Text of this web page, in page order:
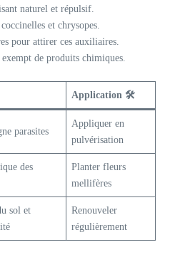
naturel et répulsif.
et chrysopes.
pour attirer ces auxiliaires.
de produits chimiques.
Application 🛠️
parasites
Appliquer en
pulvérisation
des
Planter fleurs
mellifères
sol et
Renouveler
régulièrement